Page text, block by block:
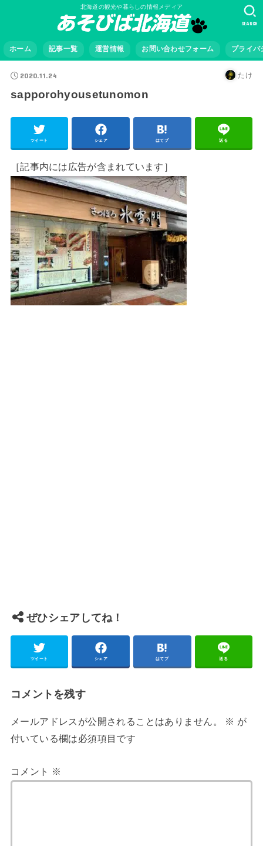
北海道の観光や暮らしの情報メディア
ホーム 記事一覧 運営情報 お問い合わせフォーム プライバ
SEARCH
2020.11.24 たけ
sapporohyousetunomon
ツイート シェア はてブ 送る
［記事内には広告が含まれています］
ぜひシェアしてね！
ツイート シェア はてブ 送る
コメントを残す
メールアドレスが公開されることはありません。 ※ が
付いている欄は必須項目です
コメント ※